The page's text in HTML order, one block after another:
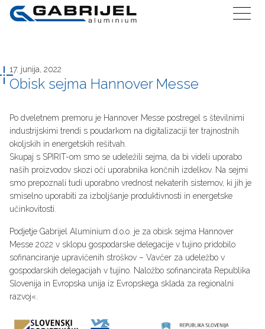
17. junija, 2022
Obisk sejma Hannover Messe
Po dveletnem premoru je Hannover Messe postregel s številnimi
industrijskimi trendi s poudarkom na digitalizaciji ter trajnostnih
okoljskih in energetskih rešitvah.
Skupaj s SPIRIT-om smo se udeležili sejma, da bi videli uporabo
naših proizvodov skozi oči uporabnika končnih izdelkov. Na sejmi
smo prepoznali tudi uporabno vrednost nekaterih sistemov, ki jih je
smiselno uporabiti za izboljšanje produktivnosti in energetske
učinkovitosti.
Podjetje Gabrijel Aluminium d.o.o. je za obisk sejma Hannover
Messe 2022 v sklopu gospodarske delegacije v tujino pridobilo
sofinanciranje upravičenih stroškov – Vavčer za udeležbo v
gospodarskih delegacijah v tujino. Naložbo sofinancirata Republika
Slovenija in Evropska unija iz Evropskega sklada za regionalni
razvoj«.